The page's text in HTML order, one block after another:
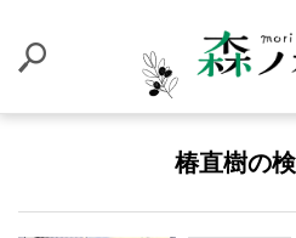
椿直樹の